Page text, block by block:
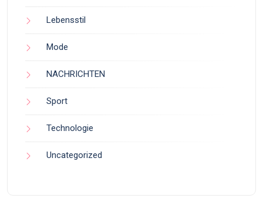
Lebensstil
Mode
NACHRICHTEN
Sport
Technologie
Uncategorized